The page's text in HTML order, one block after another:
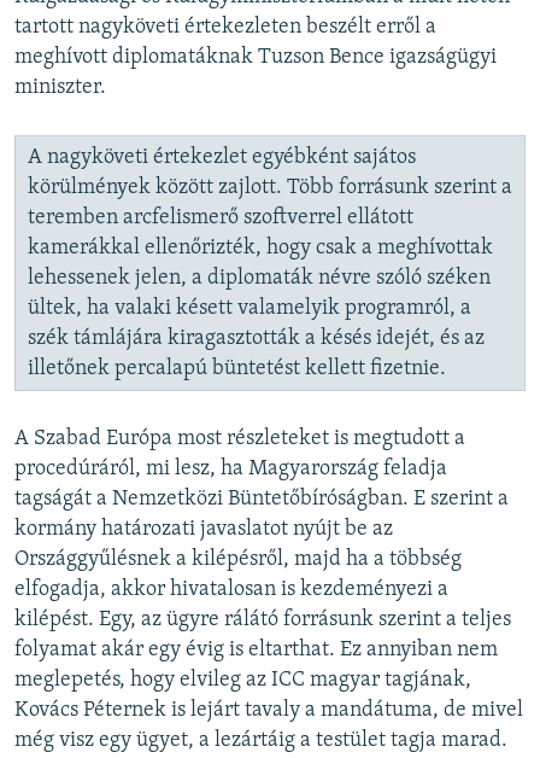
tartott nagyköveti értekezleten beszélt erről a
meghívott diplomatáknak Tuzson Bence igazságügyi
miniszter.
A nagyköveti értekezlet egyébként sajátos
körülmények között zajlott. Több forrásunk szerint a
teremben arcfelismerő szoftverrel ellátott
kamerákkal ellenőrizték, hogy csak a meghívottak
lehessenek jelen, a diplomaták névre szóló széken
ültek, ha valaki késett valamelyik programról, a
szék támlájára kiragasztották a késés idejét, és az
illetőnek percalapú büntetést kellett fizetnie.
A Szabad Európa most részleteket is megtudott a
procedúráról, mi lesz, ha Magyarország feladja
tagságát a Nemzetközi Büntetőbíróságban. E szerint a
kormány határozati javaslatot nyújt be az
Országgyűlésnek a kilépésről, majd ha a többség
elfogadja, akkor hivatalosan is kezdeményezi a
kilépést. Egy, az ügyre rálátó forrásunk szerint a teljes
folyamat akár egy évig is eltarthat. Ez annyiban nem
meglepetés, hogy elvileg az ICC magyar tagjának,
Kovács Péternek is lejárt tavaly a mandátuma, de mivel
még visz egy ügyet, a lezártáig a testület tagja marad.